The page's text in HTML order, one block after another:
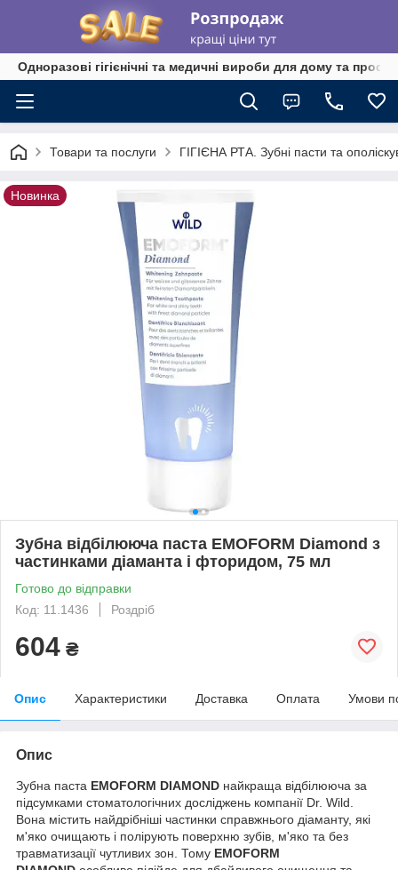
Одноразові гігієнічні та медичні вироби для дому та
Товари та послуги ГІГІЄНА РТА. Зубні пасти та
Новинка
Зубна відбілююча паста EMOFORM Diamond з
частинками діаманта і фторидом, 75 мл
Готово до відправки
Код: 11.1436
Роздріб
604 ₴
Опис Характеристики Доставка Оплата Умови
Опис
Зубна паста EMOFORM DIAMOND найкраща відбілююча за
підсумками стоматологічних досліджень компанії Dr. Wild.
Вона містить найдрібніші частинки справжнього діаманту, які
м'яко очищають і полірують поверхню зубів, м'яко та без
травматизації чутливих зон. Тому EMOFORM